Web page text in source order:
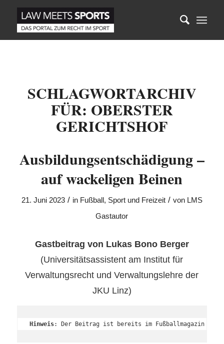
SCHLAGWORTARCHIV
FÜR: OBERSTER
GERICHTSHOF
Ausbildungsentschädigung –
auf wackeligen Beinen
21. Juni 2023 / in Fußball , Sport und Freizeit / von LMS
Gastautor
Gastbeitrag von Lukas Bono Berger
(Universitätsassistent am Institut für
Verwaltungsrecht und Verwaltungslehre der
JKU Linz)
Hinweis: Der Beitrag ist bereits im Fußballmagazin "